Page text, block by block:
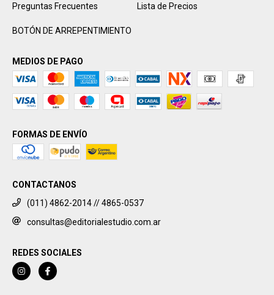
Preguntas Frecuentes Lista de Precios
BOTÓN DE ARREPENTIMIENTO
MEDIOS DE PAGO
FORMAS DE ENVÍO
CONTACTANOS
(011) 4862-2014 // 4865-0537
consultas@editorialestudio.com.ar
REDES SOCIALES